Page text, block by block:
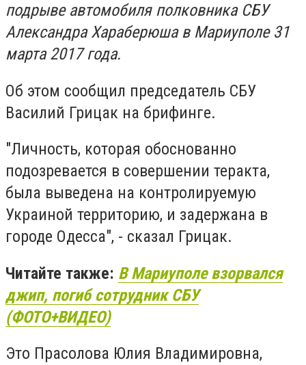
подрыве автомобиля полковника СБУ
Александра Хараберюша в Мариуполе 31
марта 2017 года.
Об этом сообщил председатель СБУ
Василий Грицак на брифинге.
"Личность, которая обоснованно
подозревается в совершении теракта,
была выведена на контролируемую
Украиной территорию, и задержана в
городе Одесса", - сказал Грицак.
Читайте также: В Мариуполе взорвался
джип, погиб сотрудник СБУ
(ФОТО+ВИДЕО)
Это Прасолова Юлия Владимировна,